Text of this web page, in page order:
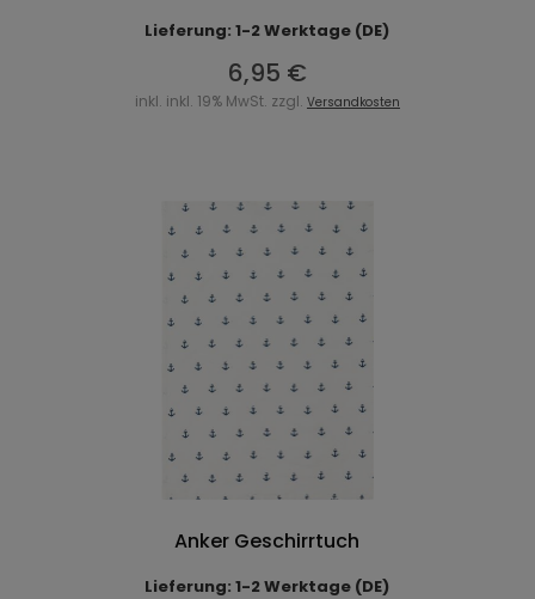
Lieferung: 1-2 Werktage (DE)
6,95 €
inkl. inkl. 19% MwSt. zzgl. Versandkosten
Anker Geschirrtuch
Lieferung: 1-2 Werktage (DE)